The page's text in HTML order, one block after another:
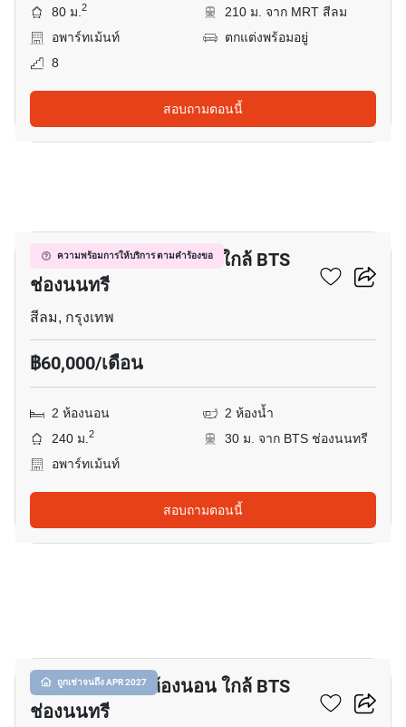
80 ม.2
210 ม. จาก MRT สีลม
อพาร์ทเม้นท์
ตกแต่งพร้อมอยู่
8
สอบถามตอนนี้
ความพร้อมการให้บริการ ตามคำร้องขอ
อพาร์ทเมนต์ 2-ห้องนอน ใกล้ BTS
ช่องนนทรี
สีลม, กรุงเทพ
฿60,000/เดือน
2 ห้องนอน
2 ห้องน้ำ
240 ม.2
30 ม. จาก BTS ช่องนนทรี
อพาร์ทเม้นท์
สอบถามตอนนี้
ถูกเช่าจนถึง APR 2027
อพาร์ทเมนต์ 2-ห้องนอน ใกล้ BTS
ช่องนนทรี